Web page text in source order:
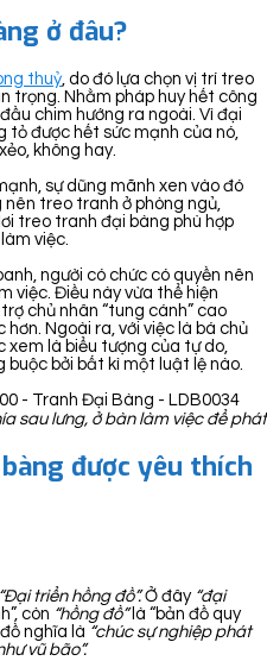
ở đâu?
thuỷ, do đó lựa chọn vị trí treo
trọng. Nhằm pháp huy hết công
chim hướng ra ngoài. Vì đại
tỏ được hết sức mạnh của nó,
không hay.
sự dũng mãnh xen vào đó
treo tranh ở phòng ngủ,
treo tranh đại bàng phù hợp
việc.
người có chức có quyền nên
việc. Điều này vừa thể hiện
chủ nhân “tung cánh” cao
hơn. Ngoài ra, với việc là bá chủ
xem là biểu tượng của tự do,
buộc bởi bất kì một luật lệ nào.
sau lưng, ở bàn làm việc để
được yêu thích
“Đại triển hồng đồ”.Ở đây “đại
còn “hồng đồ”là “bản đồ quy
nghĩa là “chúc sự nghiệp phát
vũ bão”.